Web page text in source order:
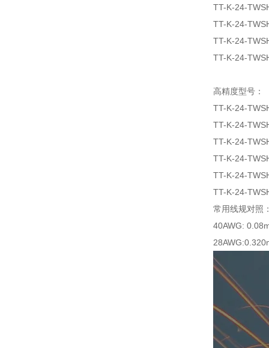
TT-K-24-
TT-K-24-
TT-K-24-
TT-K-24-
高精度型号：
TT-K-24-
TT-K-24-
TT-K-24-
TT-K-24-
TT-K-24-
TT-K-24-
常用线规对照
40AWG: